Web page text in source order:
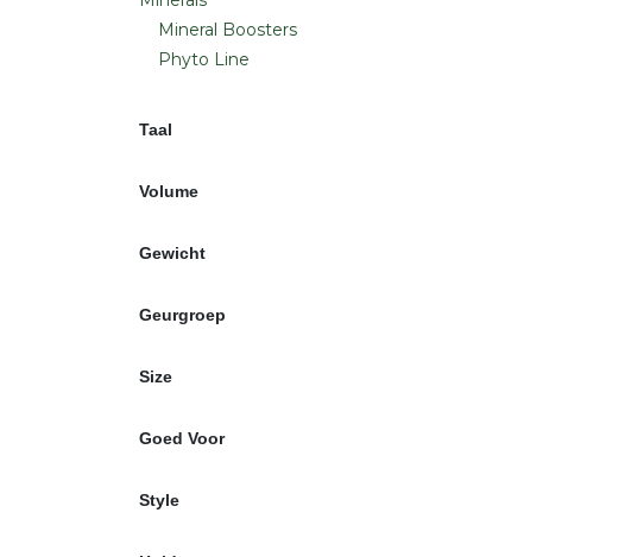
Mineral Boosters
Phyto Line
Taal
Volume
Gewicht
Geurgroep
Size
Goed Voor
Style